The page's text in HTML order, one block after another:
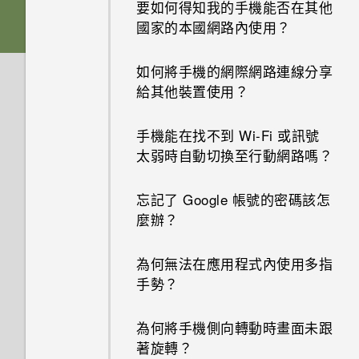
為何收不到使用 iPhone 的聯絡
人的訊息？
如何在訊息內加入簽名？
最近新增的聯絡人？
如何變更電子郵件訊息內的簽
要如何得知我的手機能否在其他
國家的本國網路內使用？
如何將手機的網際網路連線分享
給其他裝置使用？
手機能在找不到 Wi-Fi 或訊號
太弱時自動切換至行動網路嗎？
忘記了 Google 帳號的密碼該怎
麼辦？
為何無法在應用程式內使用多指
手勢？
為何將手機側向轉動時畫面未跟
著旋轉？